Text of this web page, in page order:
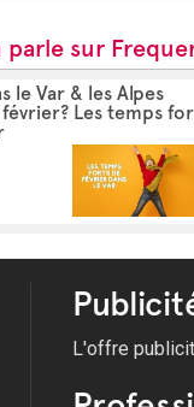
parle sur
le Var & les Alpes
Les temps
L'offre